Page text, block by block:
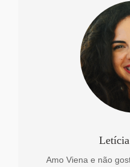
Amo Viena e não